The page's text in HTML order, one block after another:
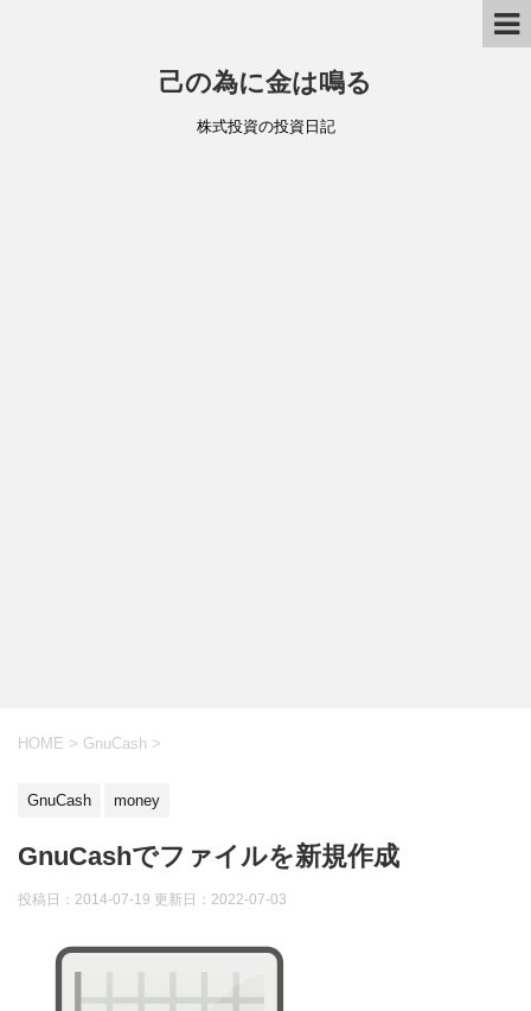
己の為に金は鳴る
株式投資の投資日記
HOME > GnuCash >
GnuCash money
GnuCashでファイルを新規作成
投稿日：2014-07-19 更新日： 2022-07-03